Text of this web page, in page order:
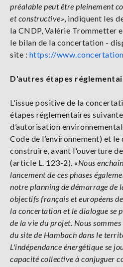
préalable peut être pleinement
et constructive», indiquent les
la CNDP, Valérie Trommetter
le bilan de la concertation -
site : https://
D'autres étapes
L'issue positive de la
étapes réglementaires
d’autorisation
Code de l’environnement) et
construire, avant l'ouverture
(article L. 123-2). «Nous
lancement de ces phases
notre planning de démarrage de
objectifs français et européens
la concertation et le dialogue se
de la vie du projet. Nous
du site de Hambach dans le
L'indépendance énergétique se
capacité collective à conjuguer